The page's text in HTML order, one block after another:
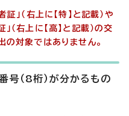
」（右上に【特】と記載）や
（右上に【高】と記載）の交
の対象ではありません。
号（8桁）が分かるもの